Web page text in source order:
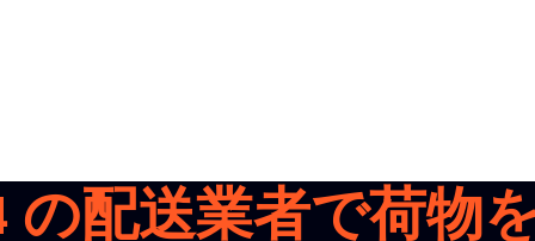
の配送業者で荷物